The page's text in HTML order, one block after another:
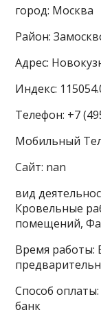
город: Москва
Район:
Адрес:
Индекс:
Телефон: +7
Мобильный
Сайт: nan
вид
Кровельные
помещений,
Время работы:
Способ
банк